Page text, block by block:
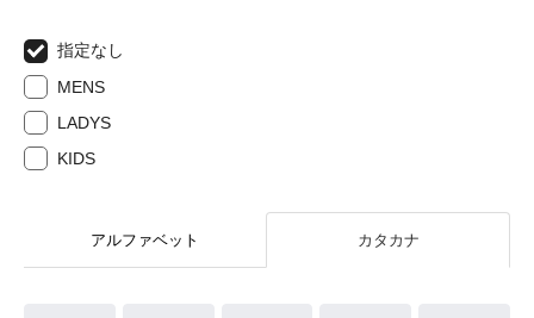
指定なし
MENS
LADYS
KIDS
アルファベット カタカナ